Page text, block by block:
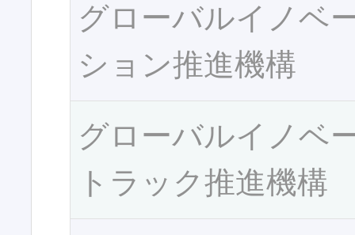
グローバルイノベ
ション推進機構
グローバルイノベ
トラック推進機構